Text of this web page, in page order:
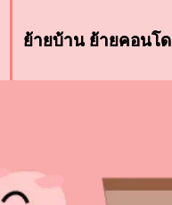
ย้ายบ้าน ย้ายคอนโด